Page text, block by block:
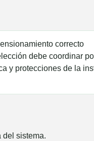
correcto
debe coordinar
y protecciones de la
del sistema.